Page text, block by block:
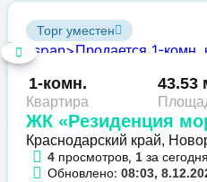
Торг уместен
1-комн.
Квартира
43.53
ЖК «Резиденция
Краснодарский край,
4 просмотров, 1 за сегодня
Обновлено: 08:03,